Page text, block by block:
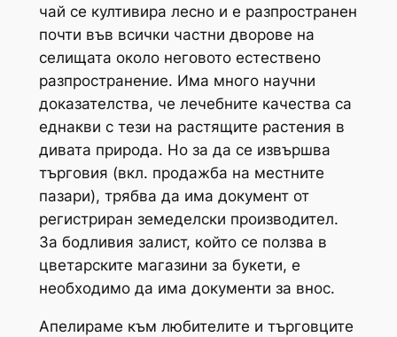
чай се култивира лесно и е разпространен
почти във всички частни дворове на
селищата около неговото естествено
разпространение. Има много научни
доказателства, че лечебните качества са
еднакви с тези на растящите растения в
дивата природа. Но за да се извършва
търговия (вкл. продажба на местните
пазари), трябва да има документ от
регистриран земеделски производител.
За бодливия залист, който се ползва в
цветарските магазини за букети, е
необходимо да има документи за внос.
Апелираме към любителите и търговците